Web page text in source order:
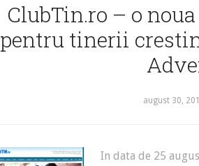
ClubTin.ro – o
pentru tinerii
august 30,
In data de 25